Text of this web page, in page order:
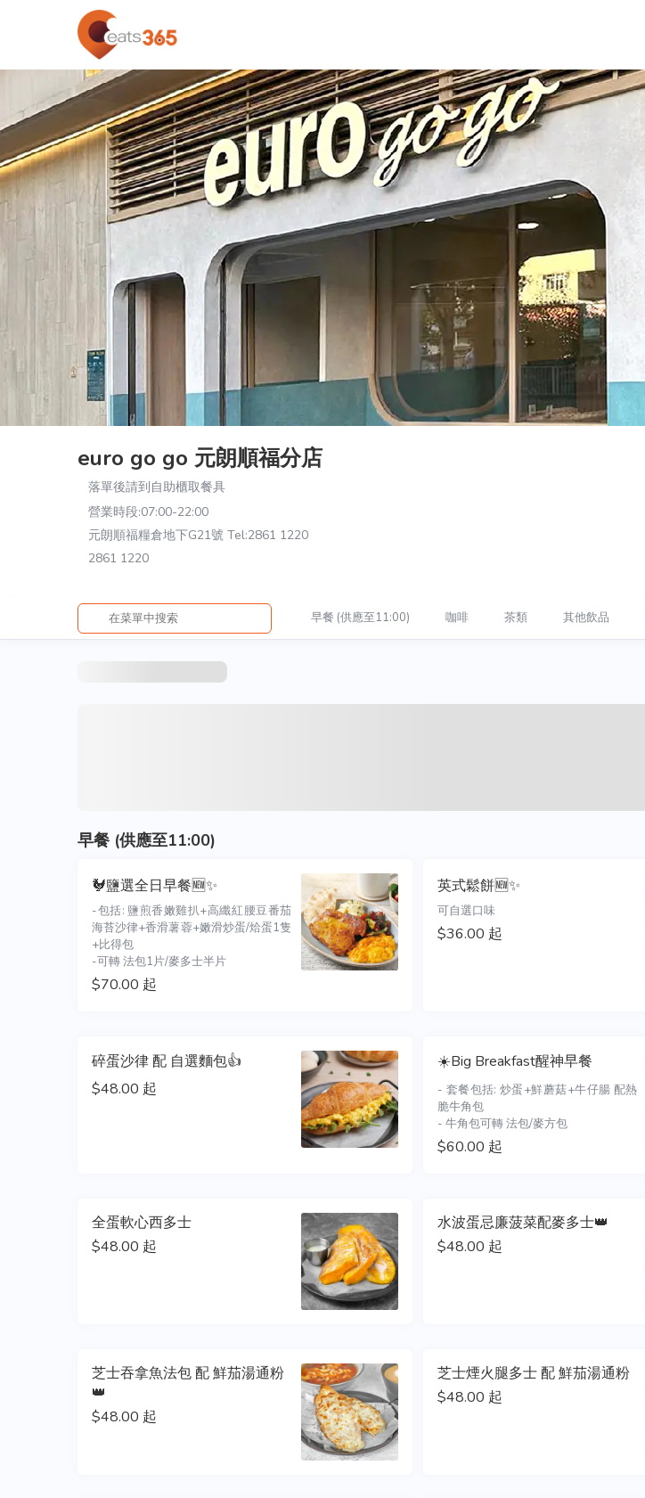
euro go go 元朗順福分店
落單後請到自助櫃取餐具
營業時段:07:00-22:00
元朗順福糧倉地下G21號 Tel:2861 1220
2861 1220
早餐 (供應至11:00) 咖啡 茶類 其他飲品
早餐 (供應至11:00)
🐓鹽選全日早餐🆕✨
-包括: 鹽煎香嫩雞扒+高纖紅腰豆番茄
海苔沙律+香滑薯蓉+嫩滑炒蛋/烚蛋1隻
+比得包
-可轉 法包1片/麥多士半片
$70.00 起
英式鬆餅🆕✨
可自選口味
$36.00 起
碎蛋沙律 配 自選麵包👍
$48.00 起
☀️Big Breakfast醒神早餐
- 套餐包括: 炒蛋+鮮蘑菇+牛仔腸 配熱
脆牛角包
- 牛角包可轉 法包/麥方包
$60.00 起
全蛋軟心西多士
$48.00 起
水波蛋忌廉菠菜配麥多士👑
$48.00 起
芝士吞拿魚法包 配 鮮茄湯通粉
👑
$48.00 起
芝士煙火腿多士 配 鮮茄湯通粉
$48.00 起